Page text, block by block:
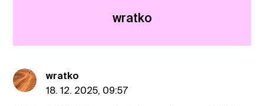
wratko
wratko
18. 12. 2025, 09:57